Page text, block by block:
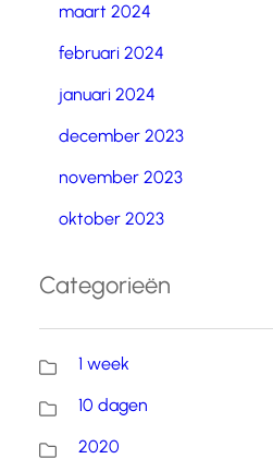
maart 2024
februari 2024
januari 2024
december 2023
november 2023
oktober 2023
Categorieën
1 week
10 dagen
2020